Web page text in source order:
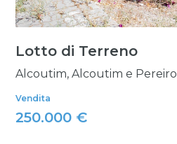
Lotto di Terreno
Alcoutim, Alcoutim e Pereiro
Vendita
250.000 €